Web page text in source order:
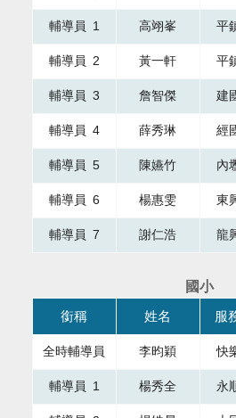
輔導員 1 高翊峯 平
輔導員 2 黃一軒 平
輔導員 3 詹智傑 建
輔導員 4 薛秀琳 經
輔導員 5 陳嬿竹 內
輔導員 6 楊惠雯 東
輔導員 7 謝仁浩 龍
國小
本表格為組織成員，共有四個直
銜稱 姓名 服
全時輔導員 李昀穎 快
輔導員 1 楊秀全 永